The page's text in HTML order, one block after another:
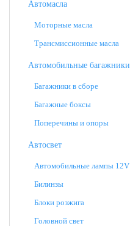
Автомасла
Моторные масла
Трансмиссионные масла
Автомобильные багажники
Багажники в сборе
Багажные боксы
Поперечины и опоры
Автосвет
Автомобильные лампы 12V
Билинзы
Блоки розжига
Головной свет